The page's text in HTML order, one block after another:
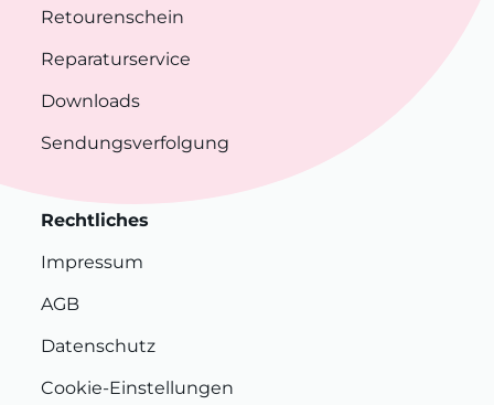
Retourenschein
Reparaturservice
Downloads
Sendungsverfolgung
Rechtliches
Impressum
AGB
Datenschutz
Cookie-Einstellungen